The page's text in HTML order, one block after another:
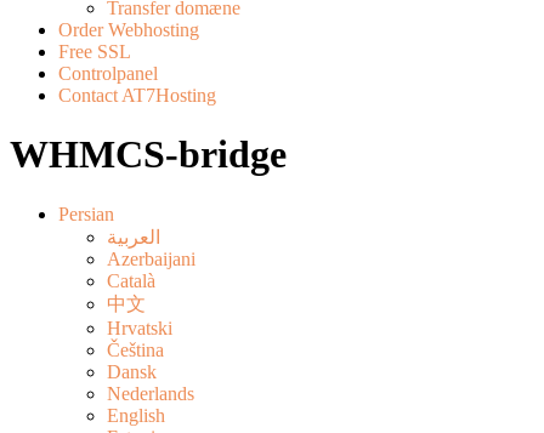
Transfer domæne
Order Webhosting
Free SSL
Controlpanel
Contact AT7Hosting
WHMCS-bridge
Persian
العربية
Azerbaijani
Català
中文
Hrvatski
Čeština
Dansk
Nederlands
English